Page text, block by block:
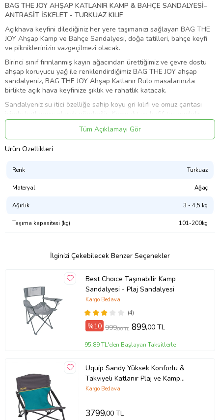
BAG THE JOY AHŞAP KATLANIR KAMP & BAHÇE SANDALYESİ–
ANTRASİT İSKELET - TURKUAZ KILIF
Açıkhava keyfini dilediğiniz her yere taşımanızı sağlayan BAG THE
JOY Ahşap Kamp ve Bahçe Sandalyesi, doğa tatilleri, bahçe keyfi
ve pikniklerinizin vazgeçilmezi olacak.
Birinci sınıf fırınlanmış kayın ağacından ürettiğimiz ve çevre dostu
ahşap koruyucu yağ ile renklendirdiğimiz BAG THE JOY ahşap
sandalyeniz, BAG THE JOY Ahşap Katlanır Rulo masalarınızla
birlikte açık hava keyfinize şıklık ve rahatlık katacak.
Sandalyeniz su itici özelliğe sahip koyu gri kılıfı ve omuz çantası
içinde katlanmış olarak gönderilir. Kompakt ve hafif tasarımlıdır.
· 1.Sınıf fırınlanmış kayın ağacı
· Doğa ile dost E73/1 sertifikalı koruyucu yağ ile renklendirilmiştir
· Değiştirilebilir– su itici özellikli oturma kılıfı
· Su itici özellikli çantasında omuzda taşınabilir
· Açık: Yükseklik: 85cm / Genişlik: 55cm / Derinlik: 64cm
· Çantada: Yükseklik: 103cm / Genişlik: 20cm / Derinlik: 10cm
· Tavsiye edilen taşıma kapasitesi max. 120 kg’dır.
ÜRÜNİÇERİĞİ:
· 1 Adet ahşap katlanır sandalye (Antrasit)
· Su itici özellikli sandalye çantası (Turkuaz)
· 1 adet oturma kılıfı (Turkuaz)
Tüm Açıklamayı Gör
Ürün Özellikleri
Renk Turkuaz
Materyal Ağaç
Ağırlık 3 - 4,5 kg
Taşıma kapasitesi (kg) 101-200kg
İlginizi Çekebilecek Benzer Seçenekler
Best Choıce Taşınabilir Kamp
Sandalyesi - Plaj Sandalyesi
(4)
Kargo Bedava
%10 999,00 TL 899,00 TL
95,89 TL'den Başlayan Taksitlerle
Uquip Sandy Yüksek Konforlu &
Takviyeli Katlanır Plaj ve Kamp
Sandalyesi
Kargo Bedava
3799,00 TL